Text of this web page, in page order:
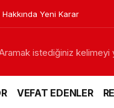
Yeni Karar
VEFAT EDENLER